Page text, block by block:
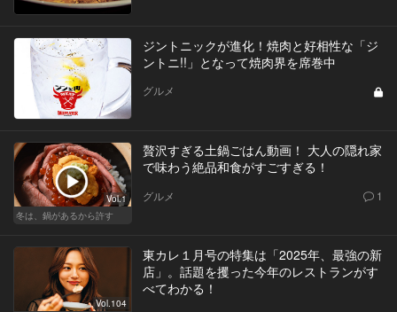
ジントニックが進化！焼肉と好相性な「ジ
ントニ!!」となって焼肉界を席巻中
グルメ
Vol.1
冬は、鍋があるから許す
贅沢すぎる土鍋ごはん動画！ 大人の隠れ家
で味わう絶品和食がすごすぎる！
グルメ 1
Vol.104
東カレ１月号の特集は「2025年、最強の新
店」。話題を攫った今年のレストランがす
べてわかる！